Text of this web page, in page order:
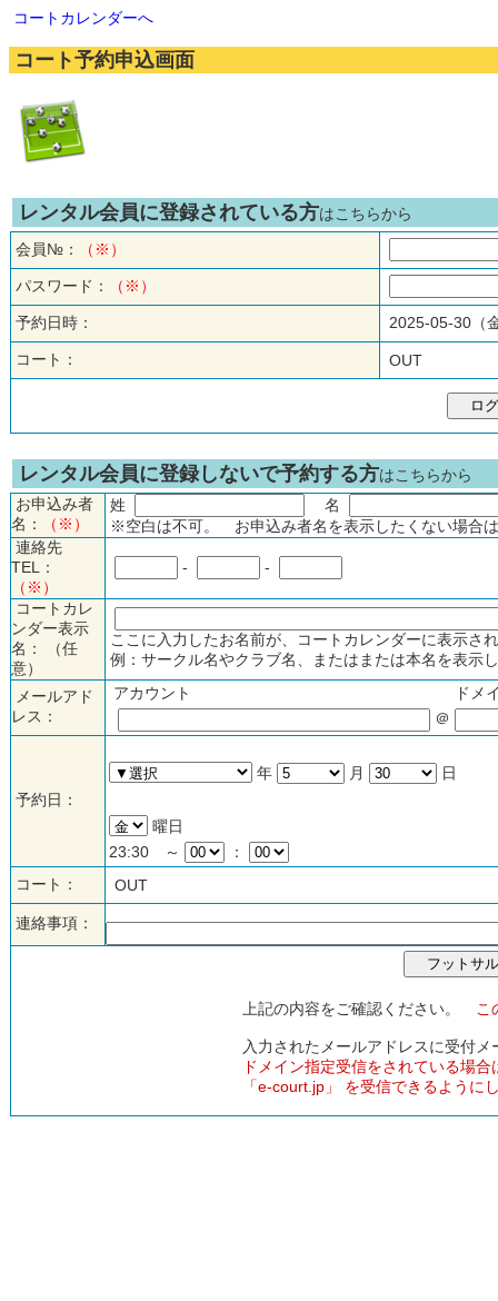
コートカレンダーへ
コート予約申込画面
レンタル会員に登録されている方はこちらから
会員№：
（※）
パスワード： （※）
予約日時： 2025-05-30
コート： OUT
レンタル会員に登録しないで予約する方はこちらから
お申込み者
名：
（※）
姓
名
※空白は不可。 お申込み者名を表示したくない場合
連絡先
TEL：
（※）
- -
コートカレ
ンダー表示
名： （任
意）
ここに入力したお名前が、コートカレンダーに表示
例：サークル名やクラブ名、またはまたは本名を表示
メールアド
レス：
アカウント
ドメ
＠
予約日：
年 月 日
曜日
23:30 ～
：
コート：
OUT
連絡事項：
上記の内容をご確認ください。 こ
入力されたメールアドレスに受付
ドメイン指定受信をされている場合
「e-court.jp」 を受信できるように